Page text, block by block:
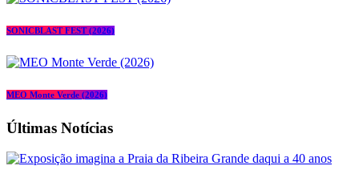
SONICBLAST FEST (2026)
MEO Monte Verde (2026)
Últimas Notícias